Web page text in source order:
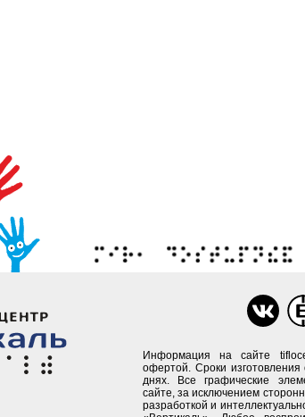
Информация на сайте
офертой. Сроки
днях. Все графические
сайте, за исключением
разработкой и